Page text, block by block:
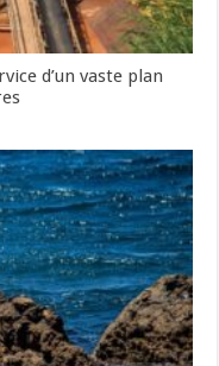
d’un vaste plan